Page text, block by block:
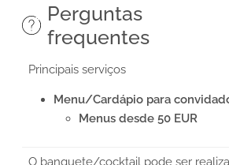
Perguntas
frequentes
Principais serviços
Menu/Cardápio para
Menus desde 50 EUR
O banquete/cocktail pode ser